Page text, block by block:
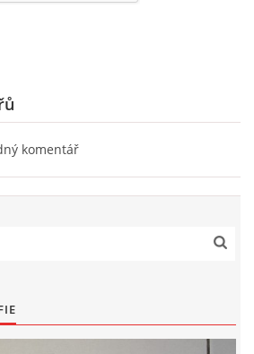
komentář